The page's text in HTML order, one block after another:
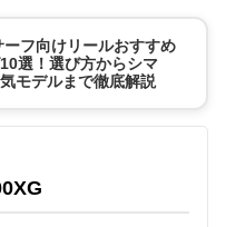
ーフ向けリールおすすめ
選！選び方からシマ
モデルまで徹底解説